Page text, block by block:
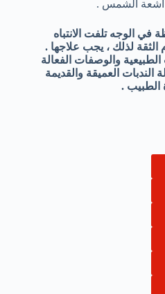
أشعة الشمس .
في الوجه تلفت الانتباه
الثقة لذلك ، يجب علاجها .
والوصفات الفعالة
الندبات العميقة والقديمة
الطبيب .